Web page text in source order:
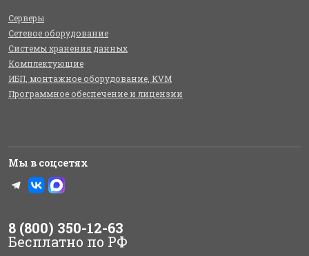
Серверы
Сетевое оборудование
Системы хранения данных
Комплектующие
ИБП, монтажное оборудование, KVM
Программное обеспечение и лицензии
Мы в соцсетях
8 (800) 350-12-63
Бесплатно по РФ